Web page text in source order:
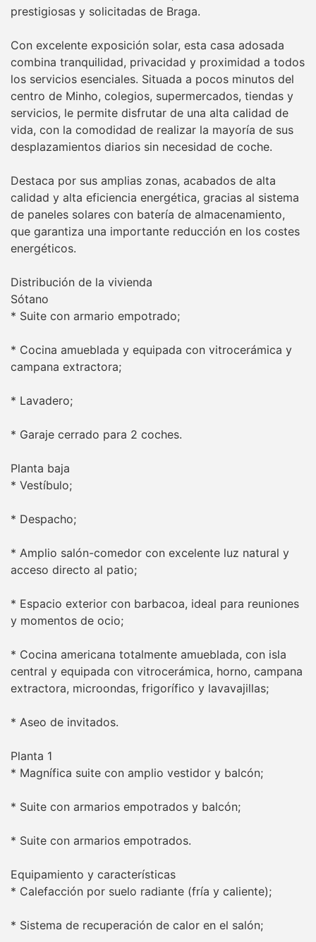
prestigiosas y solicitadas de Braga.
Con excelente exposición solar, esta casa adosada
combina tranquilidad, privacidad y proximidad a todos
los servicios esenciales. Situada a pocos minutos del
centro de Minho, colegios, supermercados, tiendas y
servicios, le permite disfrutar de una alta calidad de
vida, con la comodidad de realizar la mayoría de sus
desplazamientos diarios sin necesidad de coche.
Destaca por sus amplias zonas, acabados de alta
calidad y alta eficiencia energética, gracias al sistema
de paneles solares con batería de almacenamiento,
que garantiza una importante reducción en los costes
energéticos.
Distribución de la vivienda
Sótano
* Suite con armario empotrado;
* Cocina amueblada y equipada con vitrocerámica y
campana extractora;
* Lavadero;
* Garaje cerrado para 2 coches.
Planta baja
* Vestíbulo;
* Despacho;
* Amplio salón-comedor con excelente luz natural y
acceso directo al patio;
* Espacio exterior con barbacoa, ideal para reuniones
y momentos de ocio;
* Cocina americana totalmente amueblada, con isla
central y equipada con vitrocerámica, horno, campana
extractora, microondas, frigorífico y lavavajillas;
* Aseo de invitados.
Planta 1
* Magnífica suite con amplio vestidor y balcón;
* Suite con armarios empotrados y balcón;
* Suite con armarios empotrados.
Equipamiento y características
* Calefacción por suelo radiante (fría y caliente);
* Sistema de recuperación de calor en el salón;